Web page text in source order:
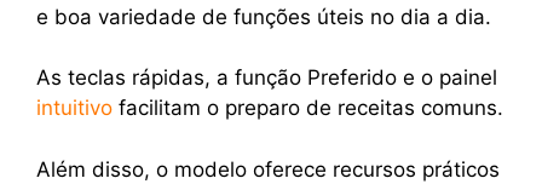
e boa variedade de funções úteis no dia a dia.
As teclas rápidas, a função Preferido e o painel
intuitivo facilitam o preparo de receitas comuns.
Além disso, o modelo oferece recursos práticos